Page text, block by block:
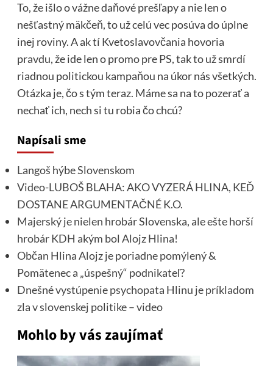
To, že išlo o vážne daňové prešľapy a nie len o
nešťastný mäkčeň, to už celú vec posúva do úplne
inej roviny. A ak tí Kvetoslavovčania hovoria
pravdu, že ide len o promo pre PS, tak to už smrdí
riadnou politickou kampaňou na úkor nás všetkých.
Otázka je, čo s tým teraz. Máme sa na to pozerať a
nechať ich, nech si tu robia čo chcú?
Napísali sme
Langoš hýbe Slovenskom
Video-LUBOŠ BLAHA: AKO VYZERÁ HLINA, KEĎ
DOSTANE ARGUMENTAČNÉ K.O.
Majerský je nielen hrobár Slovenska, ale ešte horší
hrobár KDH akým bol Alojz Hlina!
Občan Hlina Alojz je poriadne pomýlený &
Pomätenec a „úspešný“ podnikateľ?
Dnešné vystúpenie psychopata Hlinu je príkladom
zla v slovenskej politike – video
Mohlo by vás zaujímať